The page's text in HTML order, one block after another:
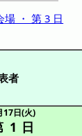
場 ・ 第 3 日
者
1 日
17日(火)